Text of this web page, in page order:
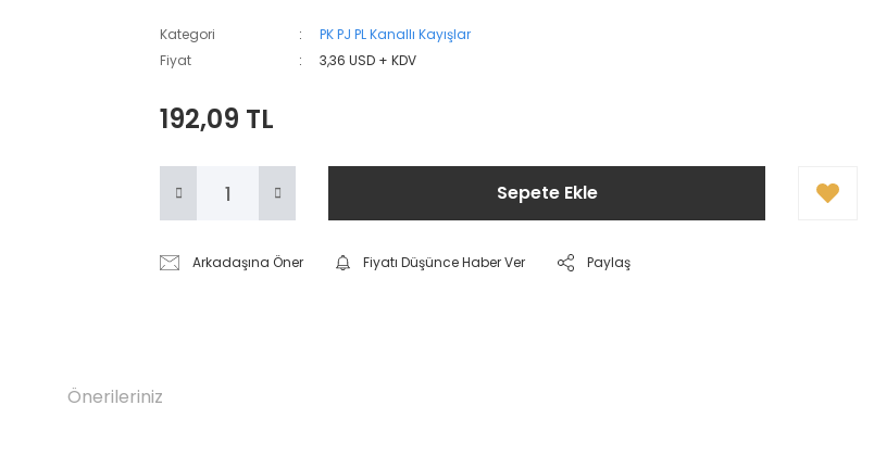
Kategori
PK PJ PL Kanallı Kayışlar
Fiyat
3,36 USD + KDV
192,09 TL
Sepete Ekle
Arkadaşına Öner Fiyatı Düşünce Haber Ver Paylaş
Önerileriniz